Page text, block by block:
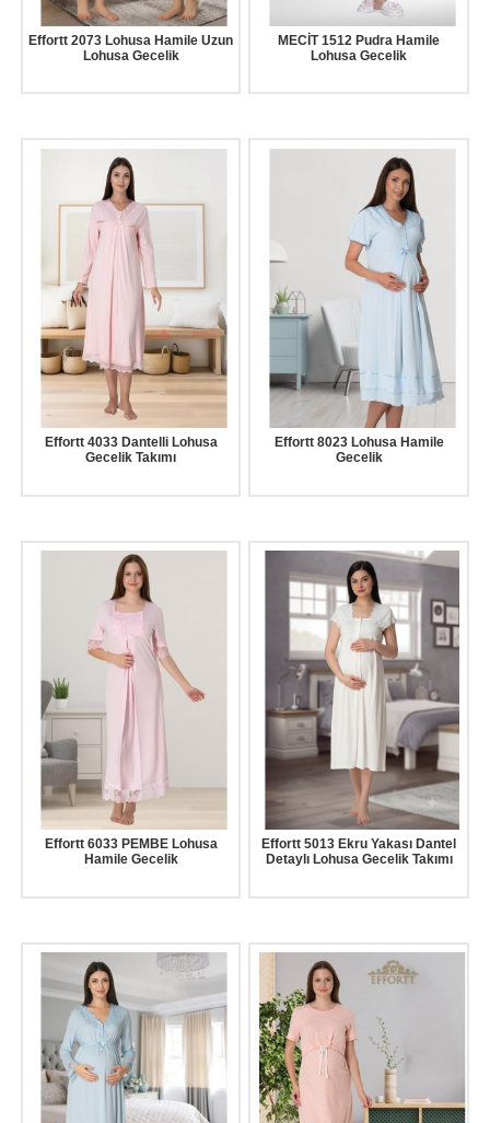
Effortt 2073 Lohusa Hamile Uzun
Lohusa Gecelik
MECİT 1512 Pudra Hamile
Lohusa Gecelik
Effortt 4033 Dantelli Lohusa
Gecelik Takımı
Effortt 8023 Lohusa Hamile
Gecelik
Effortt 6033 PEMBE Lohusa
Hamile Gecelik
Effortt 5013 Ekru Yakası Dantel
Detaylı Lohusa Gecelik Takımı